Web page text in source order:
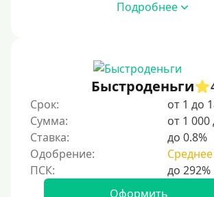
Пенсионерам до 70 лет
Пенсионерам до 85 лет
Безработным
Даже бомжам
Без указания места работы
Для иностранных граждан
Для иностранных граждан Украины
Подробнее
Быстроденьги
Срок:
от 1 до
Сумма:
от 1 000
Ставка:
до 0.8%
Одобрение:
Среднее
Оформить